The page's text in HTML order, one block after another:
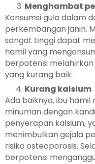
Menghambat
Konsumsi gula dalam
perkembangan janin.
sangat tinggi dapat
hamil yang
berpotensi
yang kurang baik.
Kurang kalsium
Ada baiknya, ibu
minuman dengan
penyerapan kalsium,
menimbulkan gejala
risiko osteoporosis.
berpotensi